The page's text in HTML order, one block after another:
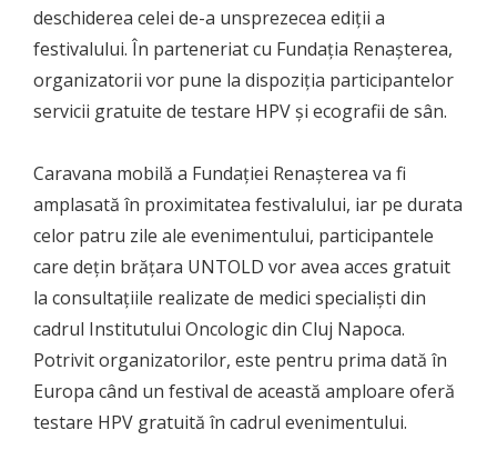
deschiderea celei de-a unsprezecea ediții a
festivalului. În parteneriat cu Fundația Renașterea,
organizatorii vor pune la dispoziția participantelor
servicii gratuite de testare HPV și ecografii de sân.
Caravana mobilă a Fundației Renașterea va fi
amplasată în proximitatea festivalului, iar pe durata
celor patru zile ale evenimentului, participantele
care dețin brățara UNTOLD vor avea acces gratuit
la consultațiile realizate de medici specialiști din
cadrul Institutului Oncologic din Cluj Napoca.
Potrivit organizatorilor, este pentru prima dată în
Europa când un festival de această amploare oferă
testare HPV gratuită în cadrul evenimentului.